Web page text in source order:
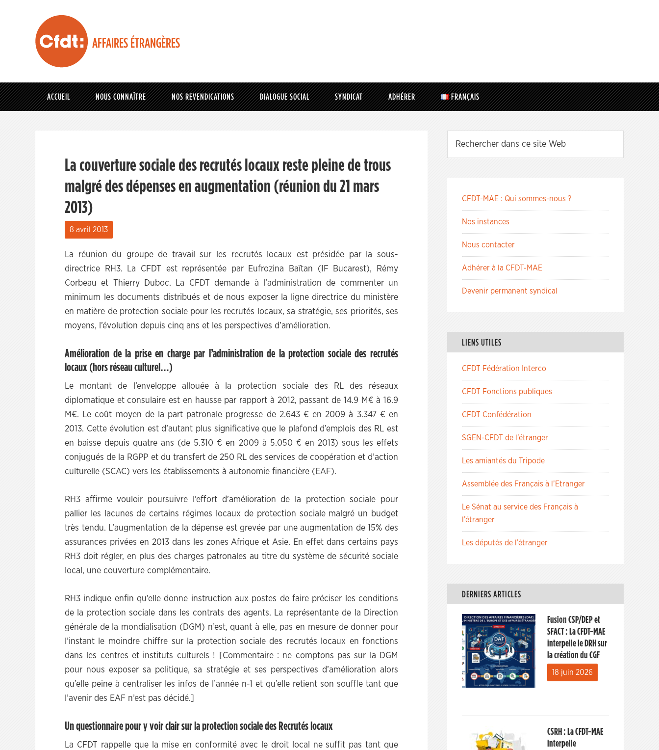
AFFAIRES ÉTRANGÈRES
ACCUEIL NOUS CONNAÎTRE NOS REVENDICATIONS DIALOGUE SOCIAL SYNDICAT ADHÉRER FRANÇAIS
La couverture sociale des recrutés locaux reste pleine de trous
malgré des dépenses en augmentation (réunion du 21 mars
2013)
8 avril 2013
La réunion du groupe de travail sur les recrutés locaux est présidée par la sous-
directrice RH3. La CFDT est représentée par Eufrozina Baïtan (IF Bucarest), Rémy
Corbeau et Thierry Duboc. La CFDT demande à l’administration de commenter un
minimum les documents distribués et de nous exposer la ligne directrice du ministère
en matière de protection sociale pour les recrutés locaux, sa stratégie, ses priorités, ses
moyens, l’évolution depuis cinq ans et les perspectives d’amélioration.
Amélioration de la prise en charge par l’administration de la protection sociale des recrutés
locaux (hors réseau culturel…)
Le montant de l’enveloppe allouée à la protection sociale des RL des réseaux
diplomatique et consulaire est en hausse par rapport à 2012, passant de 14.9 M€ à 16.9
M€. Le coût moyen de la part patronale progresse de 2.643 € en 2009 à 3.347 € en
2013. Cette évolution est d’autant plus significative que le plafond d’emplois des RL est
en baisse depuis quatre ans (de 5.310 € en 2009 à 5.050 € en 2013) sous les effets
conjugués de la RGPP et du transfert de 250 RL des services de coopération et d’action
culturelle (SCAC) vers les établissements à autonomie financière (EAF).
RH3 affirme vouloir poursuivre l’effort d’amélioration de la protection sociale pour
pallier les lacunes de certains régimes locaux de protection sociale malgré un budget
très tendu. L’augmentation de la dépense est grevée par une augmentation de 15% des
assurances privées en 2013 dans les zones Afrique et Asie. En effet dans certains pays
RH3 doit régler, en plus des charges patronales au titre du système de sécurité sociale
local, une couverture complémentaire.
RH3 indique enfin qu’elle donne instruction aux postes de faire préciser les conditions
de la protection sociale dans les contrats des agents. La représentante de la Direction
générale de la mondialisation (DGM) n’est, quant à elle, pas en mesure de donner pour
l’instant le moindre chiffre sur la protection sociale des recrutés locaux en fonctions
dans les centres et instituts culturels ! [Commentaire : ne comptons pas sur la DGM
pour nous exposer sa politique, sa stratégie et ses perspectives d’amélioration alors
qu’elle peine à centraliser les infos de l’année n-1 et qu’elle retient son souffle tant que
l’avenir des EAF n’est pas décidé.]
Un questionnaire pour y voir clair sur la protection sociale des Recrutés locaux
La CFDT rappelle que la mise en conformité avec le droit local ne suffit pas tant que
CFDT-MAE : Qui sommes-nous ?
Nos instances
Nous contacter
Adhérer à la CFDT-MAE
Devenir permanent syndical
LIENS UTILES
CFDT Fédération Interco
CFDT Fonctions publiques
CFDT Confédération
SGEN-CFDT de l’étranger
Les amiantés du Tripode
Assemblée des Français à l’Etranger
Le Sénat au service des Français à
l’étranger
Les députés de l’étranger
DERNIERS ARTICLES
Fusion CSP/DEP et
SFACT : La CFDT-MAE
interpelle le DRH sur
la création du CGF
18 juin 2026
CSRH : La CFDT-MAE
interpelle